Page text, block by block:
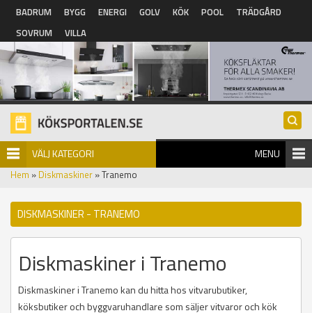
Hoppa till huvudinnehåll
BADRUM BYGG ENERGI GOLV KÖK POOL
TRÄDGÅRD
SOVRUM
VILLA
VÄLJ KATEGORI MENU
Hem » Diskmaskiner » Tranemo
DISKMASKINER - TRANEMO
Diskmaskiner i Tranemo
Diskmaskiner i Tranemo kan du hitta hos vitvarubutiker,
köksbutiker och byggvaruhandlare som säljer vitvaror och kök